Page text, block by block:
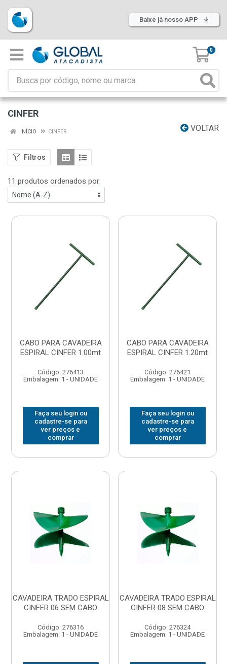
Baixe já nosso APP
0
CINFER
VOLTAR
INÍCIO CINFER
Filtros
11 produtos ordenados por:
CABO PARA CAVADEIRA
ESPIRAL CINFER 1.00mt
Código: 276413
Embalagem: 1 - UNIDADE
Faça seu login ou
cadastre-se para
ver preços e
comprar
CABO PARA CAVADEIRA
ESPIRAL CINFER 1.20mt
Código: 276421
Embalagem: 1 - UNIDADE
Faça seu login ou
cadastre-se para
ver preços e
comprar
CAVADEIRA TRADO ESPIRAL
CINFER 06 SEM CABO
Código: 276316
Embalagem: 1 - UNIDADE
CAVADEIRA TRADO ESPIRAL
CINFER 08 SEM CABO
Código: 276324
Embalagem: 1 - UNIDADE